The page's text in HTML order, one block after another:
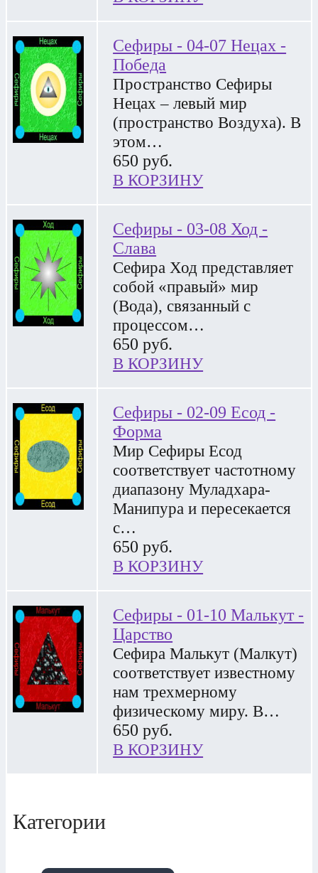
Сефиры - 04-07 Нецах -
Победа
Пространство Сефиры
Нецах – левый мир
(пространство Воздуха). В
этом…
650 руб.
В КОРЗИНУ
Сефиры - 03-08 Ход -
Слава
Сефира Ход представляет
собой «правый» мир
(Вода), связанный с
процессом…
650 руб.
В КОРЗИНУ
Сефиры - 02-09 Есод -
Форма
Мир Сефиры Есод
соответствует частотному
диапазону Муладхара-
Манипура и пересекается
с…
650 руб.
В КОРЗИНУ
Сефиры - 01-10 Малькут -
Царство
Сефира Малькут (Малкут)
соответствует известному
нам трехмерному
физическому миру. В…
650 руб.
В КОРЗИНУ
Категории